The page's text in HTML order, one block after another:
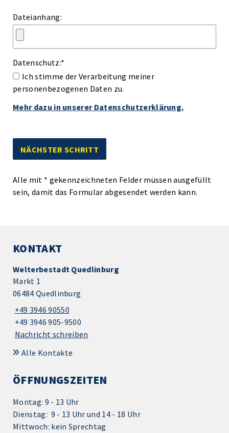
Dateianhang:
Datenschutz:*
Ich stimme der Verarbeitung meiner
personenbezogenen Daten zu.
Mehr dazu in unserer Datenschutzerklärung.
Alle mit * gekennzeichneten Felder müssen ausgefüllt
sein, damit das Formular abgesendet werden kann.
KONTAKT
Welterbestadt Quedlinburg
Markt 1
06484 Quedlinburg
+49 3946 90550
+49 3946 905-9500
Nachricht schreiben
Alle Kontakte
ÖFFNUNGSZEITEN
Montag: 9 - 13 Uhr
Dienstag: 9 - 13 Uhr und 14 - 18 Uhr
Mittwoch: kein Sprechtag